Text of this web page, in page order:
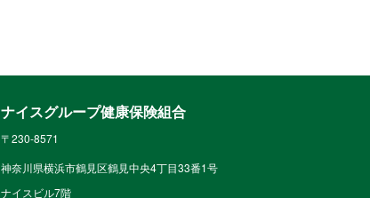
ナイスグループ健康保険組合
〒230-8571
神奈川県横浜市鶴見区鶴見中央4丁目33番1号
ナイスビル7階